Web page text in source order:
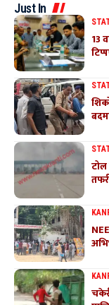
Just In
13